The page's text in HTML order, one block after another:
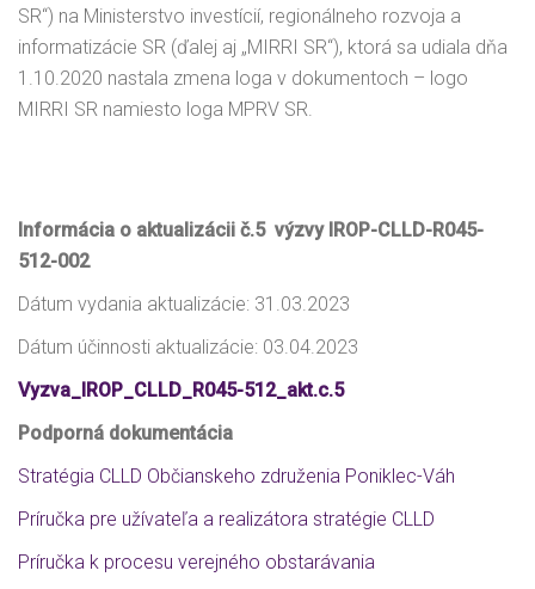
SR“) na Ministerstvo investícií, regionálneho rozvoja a
informatizácie SR (ďalej aj „MIRRI SR“), ktorá sa udiala dňa
1.10.2020 nastala zmena loga v dokumentoch – logo
MIRRI SR namiesto loga MPRV SR.
Informácia o aktualizácii č.5 výzvy IROP-CLLD-R045-
512-002
Dátum vydania aktualizácie: 31.03.2023
Dátum účinnosti aktualizácie: 03.04.2023
Vyzva_IROP_CLLD_R045-512_akt.c.5
Podporná dokumentácia
Stratégia CLLD Občianskeho združenia Poniklec-Váh
Príručka pre užívateľa a realizátora stratégie CLLD
Príručka k procesu verejného obstarávania